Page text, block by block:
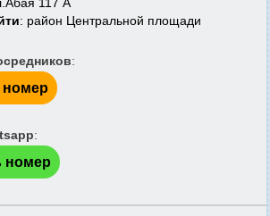
: район Центральной площади
:
номер
:
номер